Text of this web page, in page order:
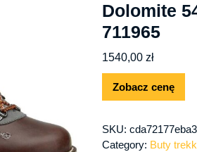
Dolomite
711965
1540,00 zł
Zobacz cenę
SKU: cda72177eba3
Category: Buty